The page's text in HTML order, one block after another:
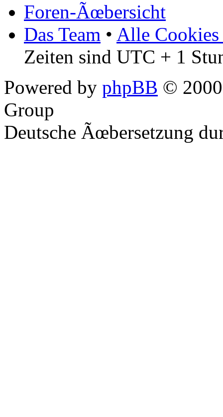
Foren-Ãœbersicht
Das Team • Alle Cookies
Zeiten sind UTC + 1
Powered by phpBB ©
Group
Deutsche Ãœbersetzung